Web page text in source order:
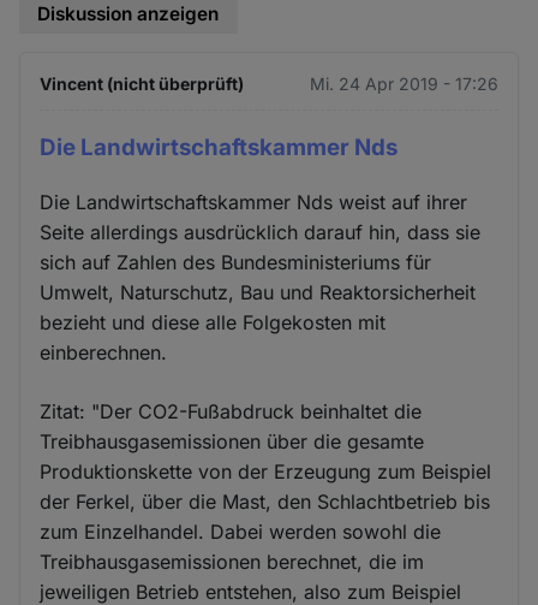
Diskussion anzeigen
Vincent (nicht überprüft) Mi. 24 Apr 2019 - 17:26
Die Landwirtschaftskammer Nds
Die Landwirtschaftskammer Nds weist auf ihrer
Seite allerdings ausdrücklich darauf hin, dass sie
sich auf Zahlen des Bundesministeriums für
Umwelt, Naturschutz, Bau und Reaktorsicherheit
bezieht und diese alle Folgekosten mit
einberechnen.
Zitat: "Der CO2-Fußabdruck beinhaltet die
Treibhausgasemissionen über die gesamte
Produktionskette von der Erzeugung zum Beispiel
der Ferkel, über die Mast, den Schlachtbetrieb bis
zum Einzelhandel. Dabei werden sowohl die
Treibhausgasemissionen berechnet, die im
jeweiligen Betrieb entstehen, also zum Beispiel